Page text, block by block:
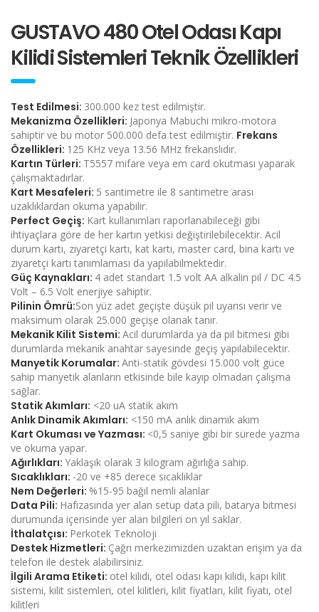
GUSTAVO 480 Otel Odası Kapı
Kilidi Sistemleri Teknik Özellikleri
Test Edilmesi: 300.000 kez test edilmiştir.
Mekanizma Özellikleri: Japonya Mabuchi mikro-motora
sahiptir ve bu motor 500.000 defa test edilmiştir. Frekans
Özellikleri: 125 KHz veya 13.56 MHz frekanslıdır.
Kartın Türleri: T5557 mifare veya em card okutması yaparak
çalışmaktadırlar.
Kart Mesafeleri: 5 santimetre ile 8 santimetre arası
uzaklıklardan okuma yapabilir.
Perfect Geçiş: Kart kullanımları raporlanabileceği gibi
ihtiyaçlara göre de her kartın yetkisi değiştirilebilecektir. Acil
durum kartı, ziyaretçi kartı, kat kartı, master card, bina kartı ve
ziyaretçi kartı tanımlaması da yapılabilmektedir.
Güç Kaynakları: 4 adet standart 1.5 volt AA alkalin pil / DC 4.5
Volt – 6.5 Volt enerjiye sahiptir.
Pilinin Ömrü:Son yüz adet geçişte düşük pil uyarısı verir ve
maksimum olarak 25.000 geçişe olanak tanır.
Mekanik Kilit Sistemi: Acil durumlarda ya da pil bitmesi gibi
durumlarda mekanik anahtar sayesinde geçiş yapılabilecektir.
Manyetik Korumalar: Anti-statik gövdesi 15.000 volt güce
sahip manyetik alanların etkisinde bile kayıp olmadan çalışma
sağlar.
Statik Akımları: <20 uA statik akım
Anlık Dinamik Akımları: <150 mA anlık dinamik akım
Kart Okuması ve Yazması: <0,5 saniye gibi bir sürede yazma
ve okuma yapar.
Ağırlıkları: Yaklaşık olarak 3 kilogram ağırlığa sahip.
Sıcaklıkları: -20 ve +85 derece sıcaklıklar
Nem Değerleri: %15-95 bağıl nemli alanlar
Data Pili: Hafızasında yer alan setup data pili, batarya bitmesi
durumunda içerisinde yer alan bilgileri on yıl saklar.
İthalatçısı: Perkotek Teknoloji
Destek Hizmetleri: Çağrı merkezimizden uzaktan erişim ya da
telefon ile destek alabilirsiniz.
İlgili Arama Etiketi: otel kilidi, otel odası kapı kilidi, kapı kilit
sistemi, kilit sistemleri, otel kilitleri, kilit fiyatları, kilit fiyatı, otel
kilitleri